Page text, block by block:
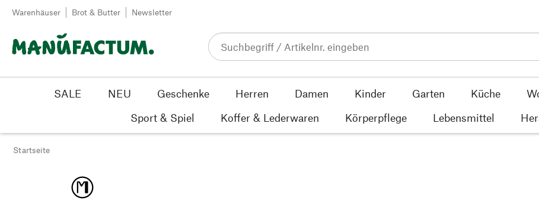
Zum Inhalt springen
Warenhäuser Brot & Butter Newsletter
SALE NEU Geschenke Herren Damen Kinder Garten Küche
Sport & Spiel
Koffer & Lederwaren Körperpflege Lebensmittel
Startseite